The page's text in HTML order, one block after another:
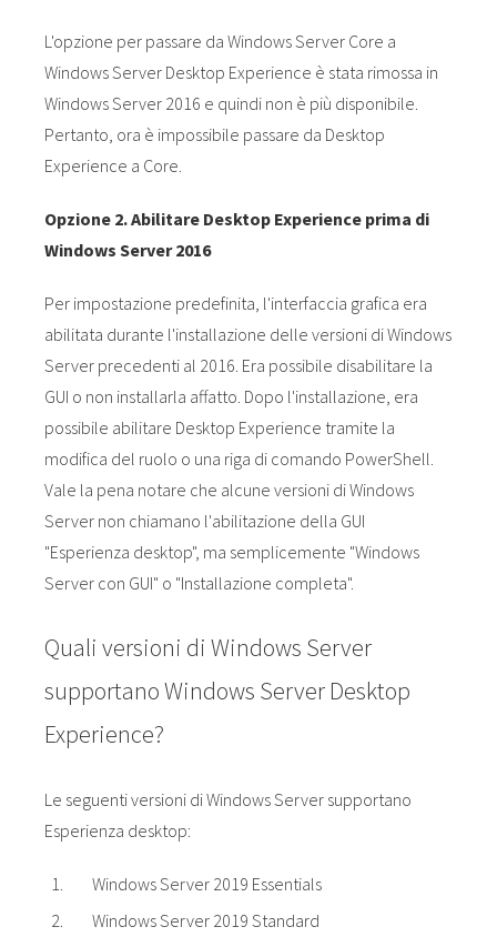
L'opzione per passare da Windows Server Core a
Windows Server Desktop Experience è stata rimossa in
Windows Server 2016 e quindi non è più disponibile.
Pertanto, ora è impossibile passare da Desktop
Experience a Core.
Opzione 2.Abilitare Desktop Experience prima di
Windows Server 2016
Per impostazione predefinita, l'interfaccia grafica era
abilitata durante l'installazione delle versioni di Windows
Server precedenti al 2016. Era possibile disabilitare la
GUI o non installarla affatto. Dopo l'installazione, era
possibile abilitare Desktop Experience tramite la
modifica del ruolo o una riga di comando PowerShell.
Vale la pena notare che alcune versioni di Windows
Server non chiamano l'abilitazione della GUI
"Esperienza desktop", ma semplicemente "Windows
Server con GUI" o "Installazione completa".
Quali versioni di Windows Server
supportano Windows Server Desktop
Experience?
Le seguenti versioni di Windows Server supportano
Esperienza desktop:
Windows Server 2019 Essentials
Windows Server 2019 Standard